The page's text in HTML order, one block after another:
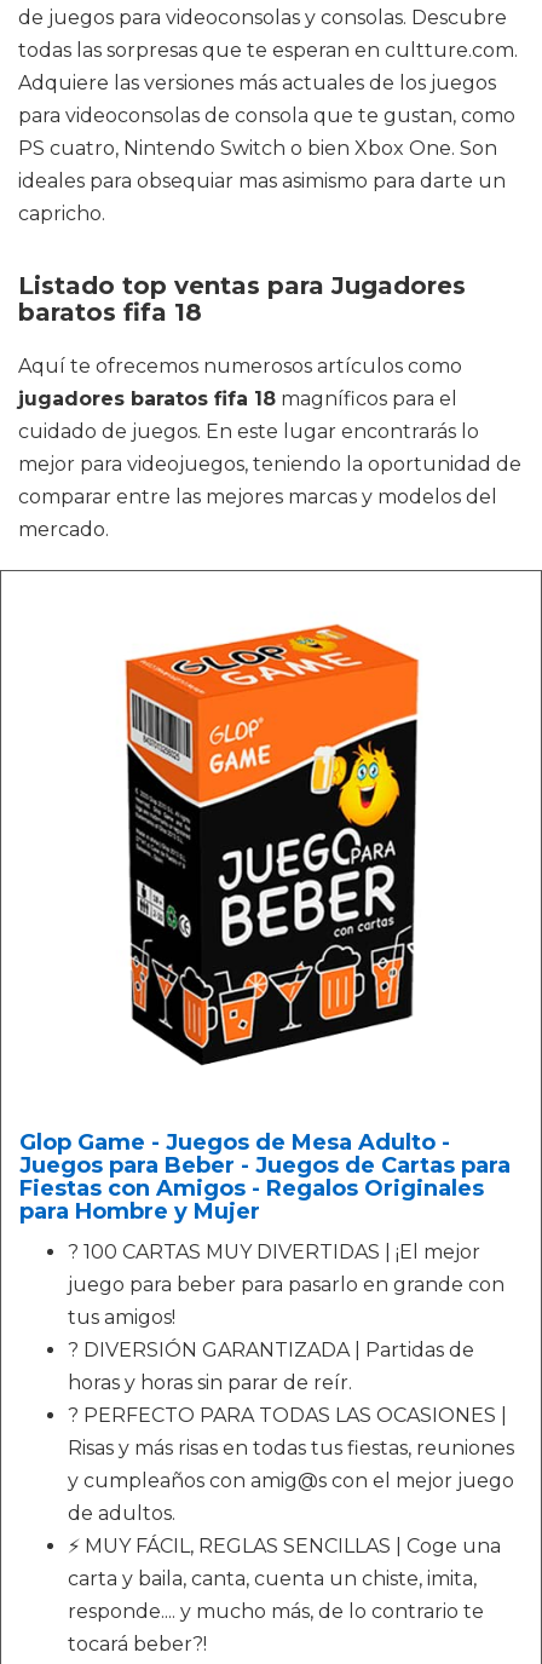
de juegos para videoconsolas y consolas. Descubre
todas las sorpresas que te esperan en cultture.com.
Adquiere las versiones más actuales de los juegos
para videoconsolas de consola que te gustan, como
PS cuatro, Nintendo Switch o bien Xbox One. Son
ideales para obsequiar mas asimismo para darte un
capricho.
Listado top ventas para Jugadores
baratos fifa 18
Aquí te ofrecemos numerosos artículos como
jugadores baratos fifa 18 magníficos para el
cuidado de juegos. En este lugar encontrarás lo
mejor para videojuegos, teniendo la oportunidad de
comparar entre las mejores marcas y modelos del
mercado.
Glop Game - Juegos de Mesa Adulto -
Juegos para Beber - Juegos de Cartas para
Fiestas con Amigos - Regalos Originales
para Hombre y Mujer
? 100 CARTAS MUY DIVERTIDAS | ¡El mejor
juego para beber para pasarlo en grande con
tus amigos!
? DIVERSIÓN GARANTIZADA | Partidas de
horas y horas sin parar de reír.
? PERFECTO PARA TODAS LAS OCASIONES |
Risas y más risas en todas tus fiestas, reuniones
y cumpleaños con amig@s con el mejor juego
de adultos.
⚡ MUY FÁCIL, REGLAS SENCILLAS | Coge una
carta y baila, canta, cuenta un chiste, imita,
responde.... y mucho más, de lo contrario te
tocará beber?!